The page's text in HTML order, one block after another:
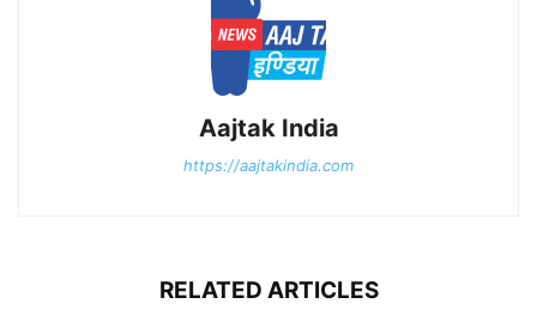
Aajtak India
https://aajtakindia.com
RELATED ARTICLES